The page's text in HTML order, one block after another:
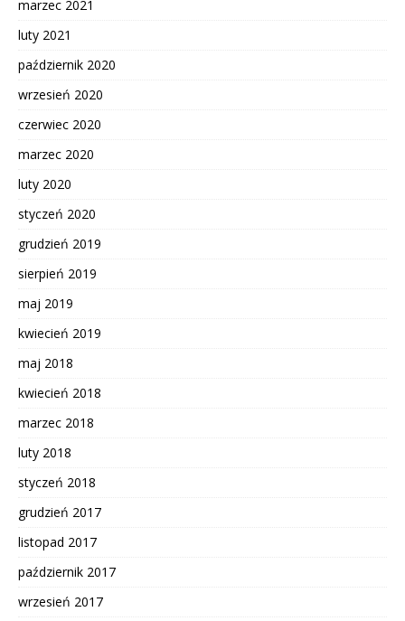
marzec 2021
luty 2021
październik 2020
wrzesień 2020
czerwiec 2020
marzec 2020
luty 2020
styczeń 2020
grudzień 2019
sierpień 2019
maj 2019
kwiecień 2019
maj 2018
kwiecień 2018
marzec 2018
luty 2018
styczeń 2018
grudzień 2017
listopad 2017
październik 2017
wrzesień 2017